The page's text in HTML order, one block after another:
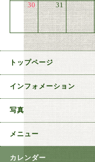
30 31
トップページ
インフォメーション
写真
メニュー
カレンダー